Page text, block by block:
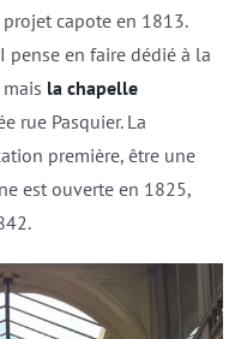
projet capote en 1813.
pense en faire dédié à la
la chapelle
rue Pasquier. La
première, être une
est ouverte en 1825,